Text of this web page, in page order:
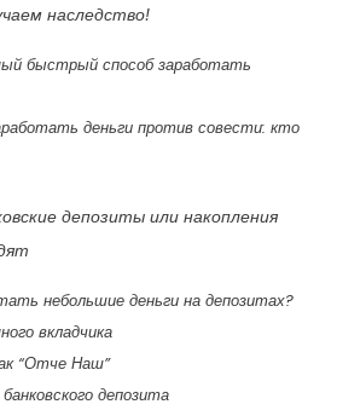
наследство!
быстрый способ заработать
деньги против совести: кто
депозиты или накопления
небольшие деньги на депозитах?
вкладчика
“Отче Наш”
депозита